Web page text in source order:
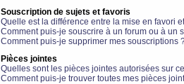
Souscription de sujets et favoris
Quelle est la différence entre la mise en favori
Comment puis-je souscrire à un forum ou à un
Comment puis-je supprimer mes souscriptions
Pièces jointes
Quelles sont les pièces jointes autorisées sur
Comment puis-je trouver toutes mes pièces